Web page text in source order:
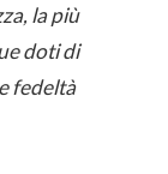
la più
doti di
fedeltà